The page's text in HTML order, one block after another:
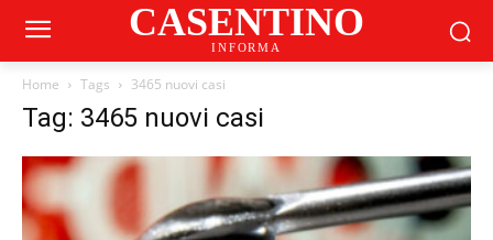
CASENTINO
INFORMA
Home Tags 3465 nuovi casi
Tag: 3465 nuovi casi